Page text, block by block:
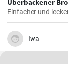
Überbackener
Einfacher und
Iwa